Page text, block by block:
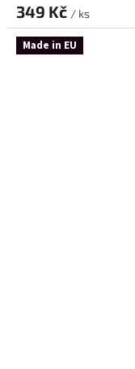
349 Kč / ks
Made in EU